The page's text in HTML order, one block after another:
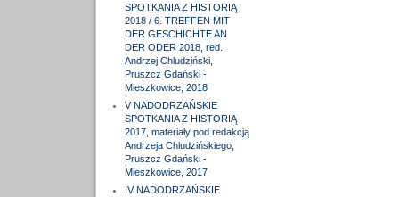
SPOTKANIA Z HISTORIĄ
2018 / 6. TREFFEN MIT
DER GESCHICHTE AN
DER ODER 2018, red.
Andrzej Chludziński,
Pruszcz Gdański -
Mieszkowice, 2018
V NADODRZAŃSKIE
SPOTKANIA Z HISTORIĄ
2017, materiały pod redakcją
Andrzeja Chludzińskiego,
Pruszcz Gdański -
Mieszkowice, 2017
IV NADODRZAŃSKIE